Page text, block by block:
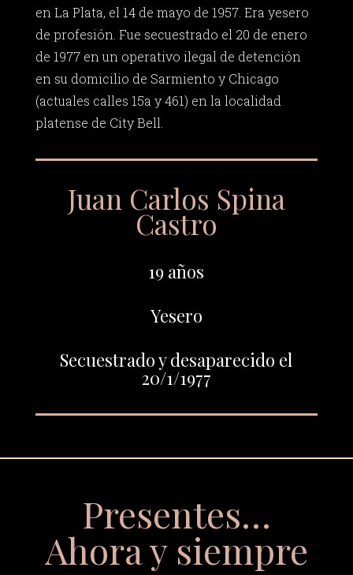
en La Plata, el 14 de mayo de 1957. Era yesero
de profesión. Fue secuestrado el 20 de enero
de 1977 en un operativo ilegal de detención
en su domicilio de Sarmiento y Chicago
(actuales calles 15a y 461) en la localidad
platense de City Bell.
Juan Carlos Spina
Castro
19 años
Yesero
Secuestrado y desaparecido el
20/1/1977
Presentes…
Ahora y siempre